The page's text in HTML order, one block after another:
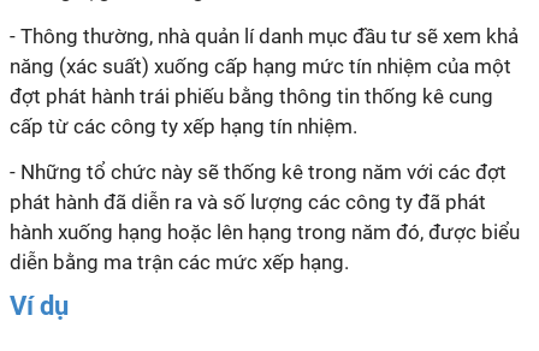
- Thông thường, nhà quản lí danh mục đầu tư sẽ xem khả
năng (xác suất) xuống cấp hạng mức tín nhiệm của một
đợt phát hành trái phiếu bằng thông tin thống kê cung
cấp từ các công ty xếp hạng tín nhiệm.
- Những tổ chức này sẽ thống kê trong năm với các đợt
phát hành đã diễn ra và số lượng các công ty đã phát
hành xuống hạng hoặc lên hạng trong năm đó, được biểu
diễn bằng ma trận các mức xếp hạng.
Ví dụ